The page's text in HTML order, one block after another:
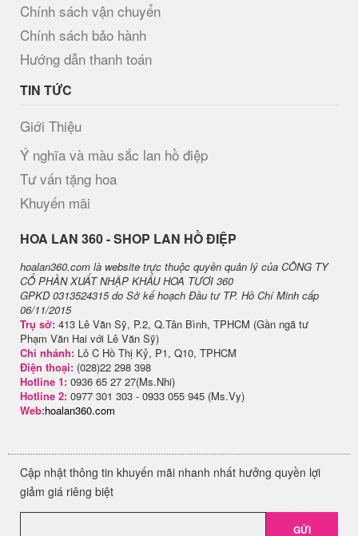
Chính sách vận chuyển
Chính sách bảo hành
Hướng dẫn thanh toán
TIN TỨC
Giới Thiệu
Ý nghĩa và màu sắc lan hồ điệp
Tư vấn tặng hoa
Khuyến mãi
H​OA LAN 360 - SHOP LAN HỒ ĐIỆP
hoalan360.com là website trực thuộc quyền quản lý của CÔNG TY
CỔ PHẦN XUẤT NHẬP KHẨU HOA TƯƠI 360
GPKD 0313524315 do Sở kế hoạch Đầu tư TP. Hồ Chí Minh cấp
06/11/2015
Trụ sở: 413 Lê Văn Sỹ, P.2, Q.Tân Bình, TPHCM (Gần ngã tư
Phạm Văn Hai với Lê Văn Sỹ)
Chi nhánh: Lô C Hồ Thị Kỷ, P1, Q10, TPHCM
Điện thoại: (028)22 298 398
Hotline 1: 0936 65 27 27(Ms.Nhi)
Hotline 2: 0977 301 303 - 0933 055 945 (Ms.Vy)
Web:hoalan360.com
Cập nhật thông tin khuyến mãi nhanh nhất hưởng quyền lợi
giảm giá riêng biệt
GỬI